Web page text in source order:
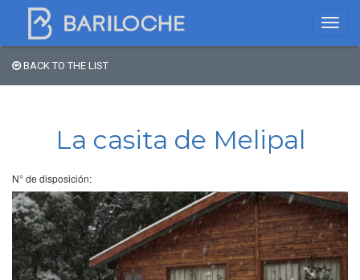
in Bariloche
Type of Accomodation
BACK TO THE LIST
La casita de Melipal
N° de disposición: